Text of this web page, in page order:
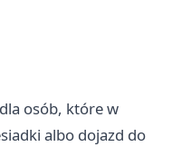
osób, które w
albo dojazd do